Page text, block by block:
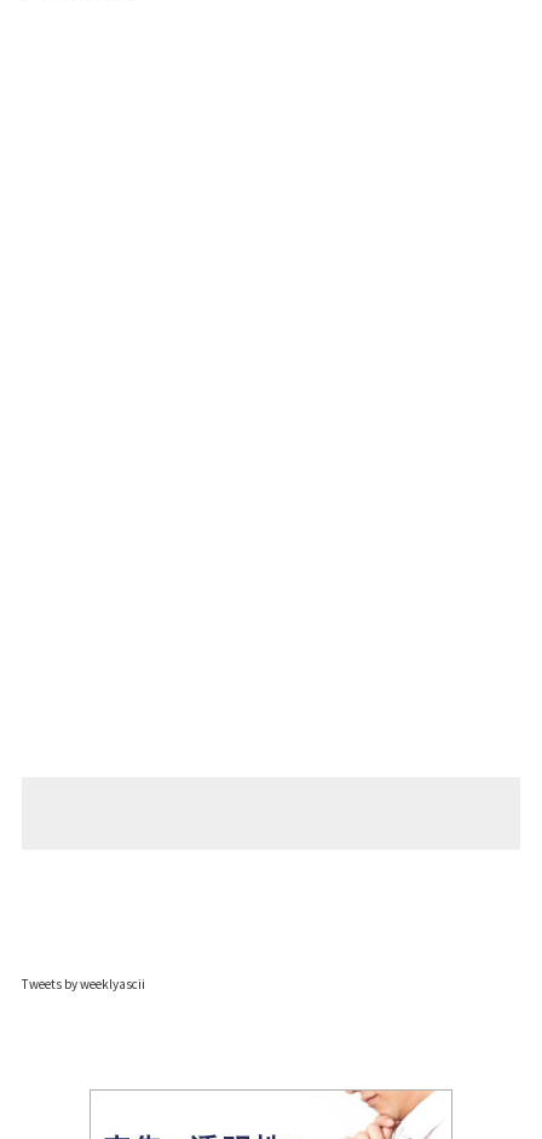
Tweets by weeklyascii